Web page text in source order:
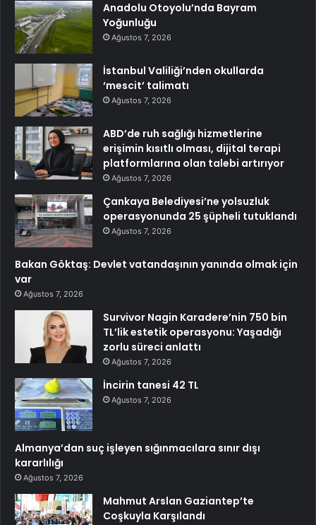
Anadolu Otoyolu’nda Bayram
Yoğunluğu
Ağustos 7, 2026
İstanbul Valiliği’nden okullarda
‘mescit’ talimatı
Ağustos 7, 2026
ABD’de ruh sağlığı hizmetlerine
erişimin kısıtlı olması, dijital terapi
platformlarına olan talebi artırıyor
Ağustos 7, 2026
Çankaya Belediyesi’ne yolsuzluk
operasyonunda 25 şüpheli tutuklandı
Ağustos 7, 2026
Bakan Göktaş: Devlet vatandaşının yanında olmak için
var
Ağustos 7, 2026
Survivor Nagin Karadere’nin 750 bin
TL’lik estetik operasyonu: Yaşadığı
zorlu süreci anlattı
Ağustos 7, 2026
İncirin tanesi 42 TL
Ağustos 7, 2026
Almanya’dan suç işleyen sığınmacılara sınır dışı
kararlılığı
Ağustos 7, 2026
Mahmut Arslan Gaziantep’te
Coşkuyla Karşılandı